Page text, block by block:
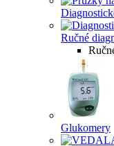
Ručné
Glukomery